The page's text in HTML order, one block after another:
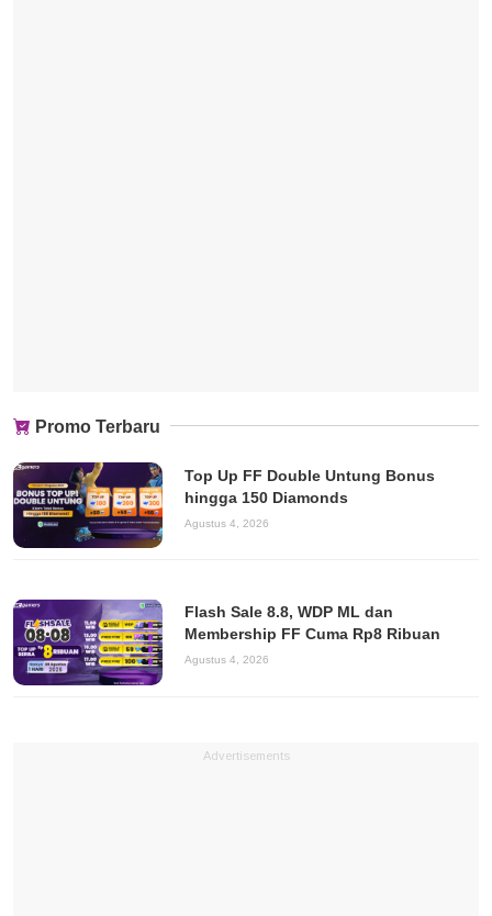
Promo Terbaru
Top Up FF Double Untung Bonus
hingga 150 Diamonds
Agustus 4, 2026
Flash Sale 8.8, WDP ML dan
Membership FF Cuma Rp8 Ribuan
Agustus 4, 2026
Advertisements